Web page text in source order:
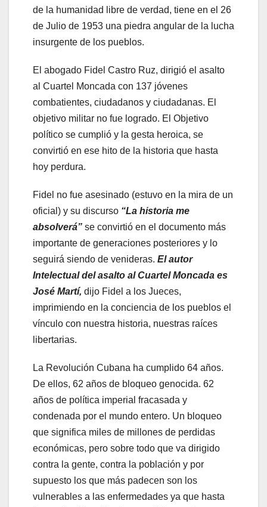
de la humanidad libre de verdad, tiene en el 26
de Julio de 1953 una piedra angular de la lucha
insurgente de los pueblos.
El abogado Fidel Castro Ruz, dirigió el asalto
al Cuartel Moncada con 137 jóvenes
combatientes, ciudadanos y ciudadanas. El
objetivo militar no fue logrado. El Objetivo
político se cumplió y la gesta heroica, se
convirtió en ese hito de la historia que hasta
hoy perdura.
Fidel no fue asesinado (estuvo en la mira de un
oficial) y su discurso “La historia me
absolverá” se convirtió en el documento más
importante de generaciones posteriores y lo
seguirá siendo de venideras. El autor
Intelectual del asalto al Cuartel Moncada es
José Martí, dijo Fidel a los Jueces,
imprimiendo en la conciencia de los pueblos el
vínculo con nuestra historia, nuestras raíces
libertarias.
La Revolución Cubana ha cumplido 64 años.
De ellos, 62 años de bloqueo genocida. 62
años de política imperial fracasada y
condenada por el mundo entero. Un bloqueo
que significa miles de millones de perdidas
económicas, pero sobre todo que va dirigido
contra la gente, contra la población y por
supuesto los que más padecen son los
vulnerables a las enfermedades ya que hasta